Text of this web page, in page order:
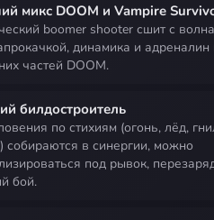
микс DOOM и Vampire
динамика и адреналин
частей DOOM.
билдостроитель
собираются в синергии, можно
под рывок,
бой.